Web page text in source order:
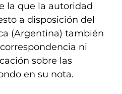
la que la autoridad
a disposición del
(Argentina) también
ni
sobre las
en su nota.